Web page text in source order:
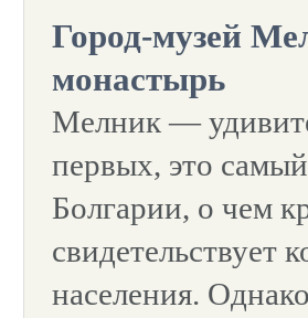
Город-музей
монастырь
Мелник —
первых, это
Болгарии, о чем
свидетельствует
населения.